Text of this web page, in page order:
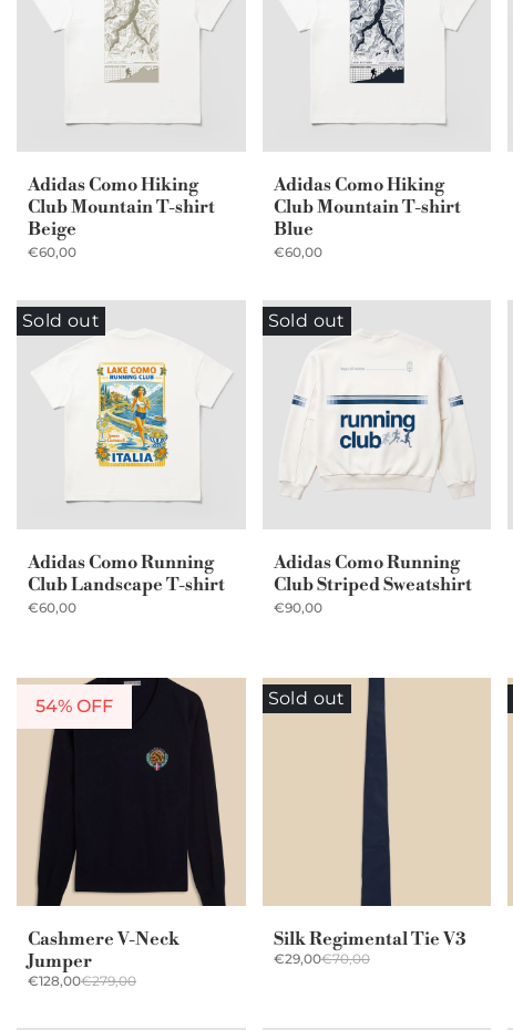
Adidas Como Hiking
Club Mountain T-shirt
Beige
€60,00
Adidas Como Hiking
Club Mountain T-shirt
Blue
€60,00
Sold out
Adidas Como Running
Club Landscape T-shirt
€60,00
Sold out
Adidas Como Running
Club Striped Sweatshirt
€90,00
54% OFF
Cashmere V-Neck
Jumper
€128,00€279,00
Sold out
Silk Regimental Tie V3
€29,00€70,00